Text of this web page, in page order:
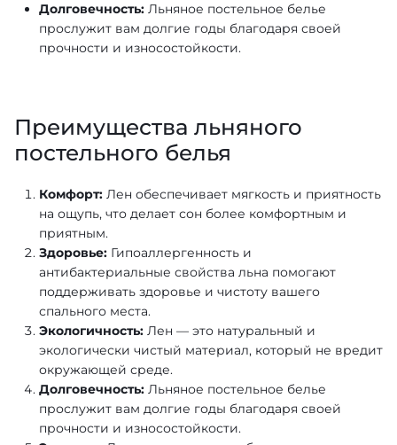
Долговечность: Льняное постельное белье
прослужит вам долгие годы благодаря своей
прочности и износостойкости.
Преимущества льняного
постельного белья
Комфорт: Лен обеспечивает мягкость и приятность
на ощупь, что делает сон более комфортным и
приятным.
Здоровье: Гипоаллергенность и
антибактериальные свойства льна помогают
поддерживать здоровье и чистоту вашего
спального места.
Экологичность: Лен — это натуральный и
экологически чистый материал, который не вредит
окружающей среде.
Долговечность: Льняное постельное белье
прослужит вам долгие годы благодаря своей
прочности и износостойкости.